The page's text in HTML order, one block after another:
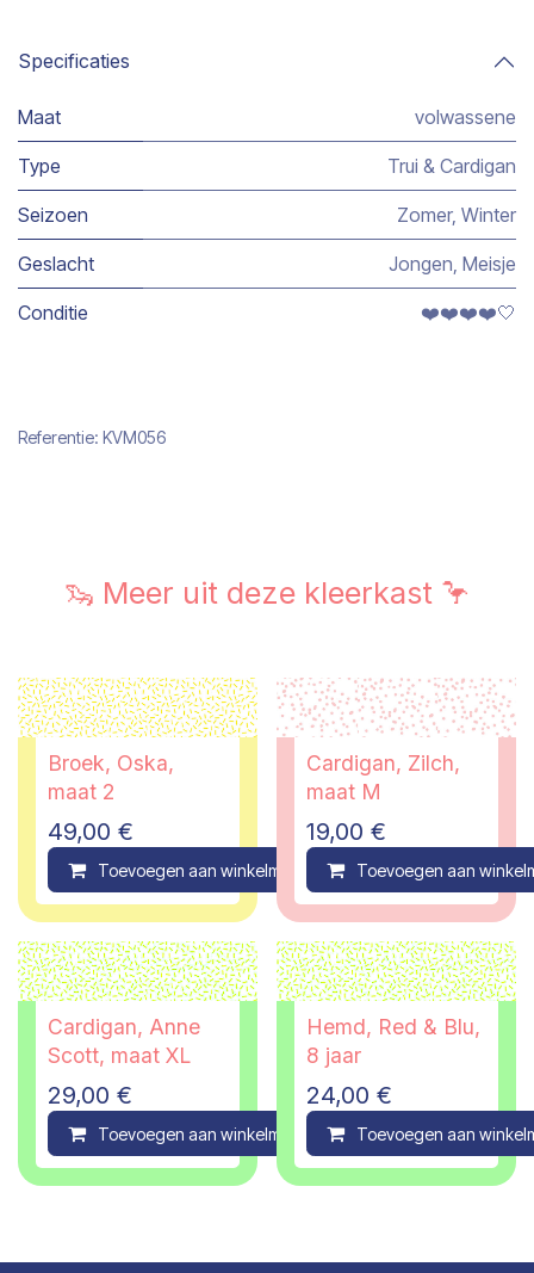
Specificaties
Maat volwassene
Type Trui & Cardigan
Seizoen Zomer, Winter
Geslacht Jongen Meisje
Conditie ❤️❤️❤️❤️🤍
Referentie: KVM056
🦦 Meer uit deze kleerkast 🦩
Broek, Oska,
maat 2
49,00 €
Toevoegen aan winkelmandje Compare
Cardigan, Zilch,
maat M
19,00 €
Toevoegen aan
Cardigan, Anne
Scott, maat XL
29,00 €
Toevoegen aan winkelmandje Compare
Hemd, Red & Blu,
8 jaar
24,00 €
Toevoegen aan